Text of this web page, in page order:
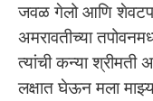
जवळ गेलो आणि
अमरावतीच्या
त्यांची कन्या श्रीमती
लक्षात घेऊन मला